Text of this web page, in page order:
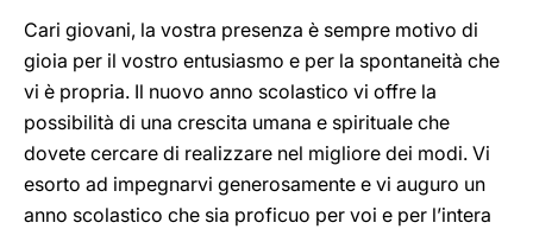
Cari giovani, la vostra presenza è sempre motivo di
gioia per il vostro entusiasmo e per la spontaneità che
vi è propria. Il nuovo anno scolastico vi offre la
possibilità di una crescita umana e spirituale che
dovete cercare di realizzare nel migliore dei modi. Vi
esorto ad impegnarvi generosamente e vi auguro un
anno scolastico che sia proficuo per voi e per l’intera